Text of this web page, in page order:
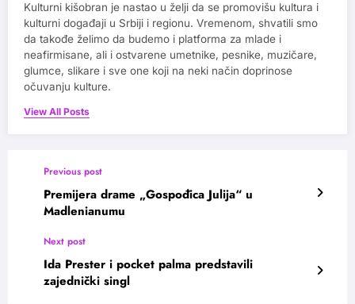
Kulturni kišobran je nastao u želji da se promovišu kultura i
kulturni događaji u Srbiji i regionu. Vremenom, shvatili smo
da takođe želimo da budemo i platforma za mlade i
neafirmisane, ali i ostvarene umetnike, pesnike, muzičare,
glumce, slikare i sve one koji na neki način doprinose
očuvanju kulture.
View All Posts
Previous post
Premijera drame „Gospođica Julija“ u
Madlenianumu
Next post
Ida Prester i pocket palma predstavili
zajednički singl